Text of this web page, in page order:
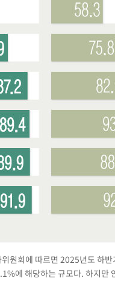
원회에 따르면 2025년도 하
에 해당하는 규모다. 하지만